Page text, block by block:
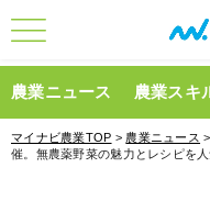
農業ニュース 農業スキ
マイナビ農業TOP > 農業ニュース
催。無農薬野菜の魅力とレシピを